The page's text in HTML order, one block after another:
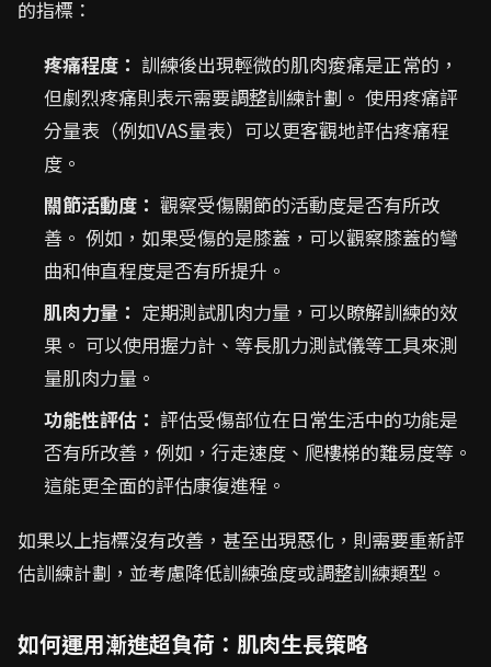
的指標：
疼痛程度： 訓練後出現輕微的肌肉痠痛是正常的，
但劇烈疼痛則表示需要調整訓練計劃。 使用疼痛評
分量表（例如VAS量表）可以更客觀地評估疼痛程
度。
關節活動度： 觀察受傷關節的活動度是否有所改
善。 例如，如果受傷的是膝蓋，可以觀察膝蓋的彎
曲和伸直程度是否有所提升。
肌肉力量： 定期測試肌肉力量，可以瞭解訓練的效
果。 可以使用握力計、等長肌力測試儀等工具來測
量肌肉力量。
功能性評估： 評估受傷部位在日常生活中的功能是
否有所改善，例如，行走速度、爬樓梯的難易度等。
這能更全面的評估康復進程。
如果以上指標沒有改善，甚至出現惡化，則需要重新評
估訓練計劃，並考慮降低訓練強度或調整訓練類型。
如何運用漸進超負荷：肌肉生長策略